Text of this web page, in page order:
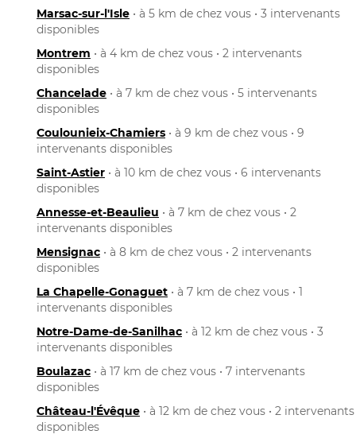
Marsac-sur-l'Isle • à 5 km de chez vous • 3 intervenants
disponibles
Montrem • à 4 km de chez vous • 2 intervenants
disponibles
Chancelade • à 7 km de chez vous • 5 intervenants
disponibles
Coulounieix-Chamiers • à 9 km de chez vous • 9
intervenants disponibles
Saint-Astier • à 10 km de chez vous • 6 intervenants
disponibles
Annesse-et-Beaulieu • à 7 km de chez vous • 2
intervenants disponibles
Mensignac • à 8 km de chez vous • 2 intervenants
disponibles
La Chapelle-Gonaguet • à 7 km de chez vous • 1
intervenants disponibles
Notre-Dame-de-Sanilhac • à 12 km de chez vous • 3
intervenants disponibles
Boulazac • à 17 km de chez vous • 7 intervenants
disponibles
Château-l'Évêque • à 12 km de chez vous • 2 intervenants
disponibles